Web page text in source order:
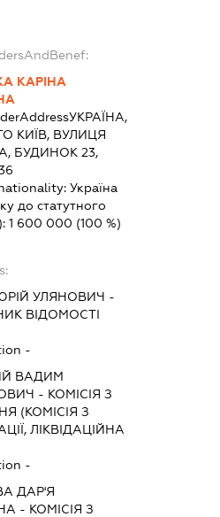
КАРІНА
УКРАЇНА,
КИЇВ, ВУЛИЦЯ
БУДИНОК 23,
Україна
до статутного
1 600 000 (100 %)
УЛЯНОВИЧ -
ВІДОМОСТІ
-
ВАДИМ
- КОМІСІЯ З
(КОМІСІЯ З
ЛІКВІДАЦІЙНА
-
ДАР'Я
- КОМІСІЯ З